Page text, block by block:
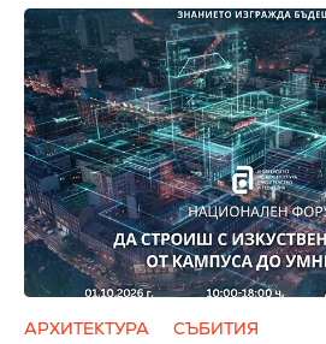
АРХИТЕКТУРА СЪБИТИЯ